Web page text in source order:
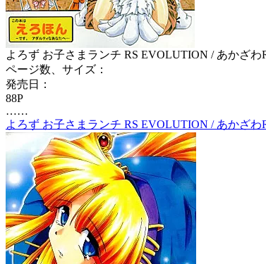
よろず お子さまランチ RS EVOLUTION / あかざ
ページ数、サイズ：
発売日：
88P
……
よろず お子さまランチ RS EVOLUTION / あかざ